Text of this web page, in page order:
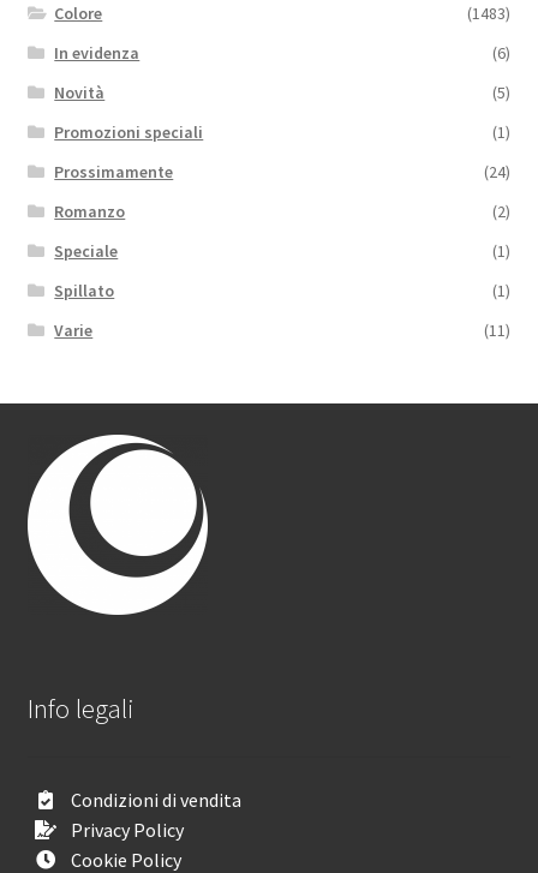
Colore
(1483)
In evidenza
(6)
Novità
(5)
Promozioni speciali
(1)
Prossimamente
(24)
Romanzo
(2)
Speciale
(1)
Spillato
(1)
Varie
(11)
Info legali
Condizioni di vendita
Privacy Policy
Cookie Policy